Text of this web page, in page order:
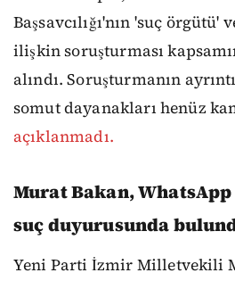
Başsavcılığı'nın 'suç
ilişkin soruşturması
alındı. Soruşturmanın
somut dayanakları henüz
açıklanmadı.
Murat Bakan, WhatsApp
suç duyurusunda
Yeni Parti İzmir Milletvekili